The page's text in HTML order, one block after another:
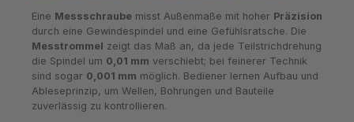
Eine Messschraube misst Außenmaße mit hoher Präzision
durch eine Gewindespindel und eine Gefühlsratsche. Die
Messtrommel zeigt das Maß an, da jede Teilstrichdrehung
die Spindel um 0,01 mm verschiebt; bei feinerer Technik
sind sogar 0,001 mm möglich. Bediener lernen Aufbau und
Ableseprinzip, um Wellen, Bohrungen und Bauteile
zuverlässig zu kontrollieren.